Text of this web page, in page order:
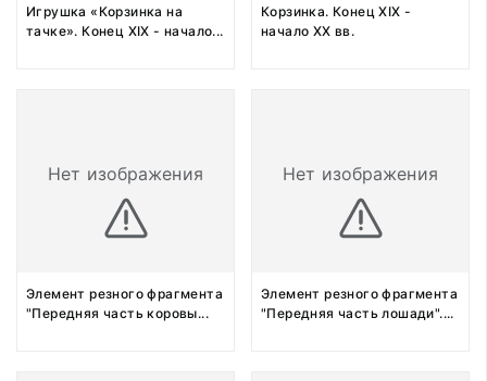
Игрушка «Корзинка на
тачке». Конец XIX - начало...
Корзинка. Конец XIX -
начало XX вв.
Нет изображения
Элемент резного фрагмента
"Передняя часть коровы...
Нет изображения
Элемент резного фрагмента
"Передняя часть лошади"....